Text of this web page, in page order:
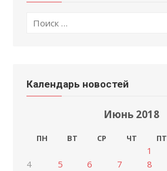
по:
Календарь новостей
Июнь 2018
ПН ВТ СР ЧТ ПТ
1
4
5 6 7 8